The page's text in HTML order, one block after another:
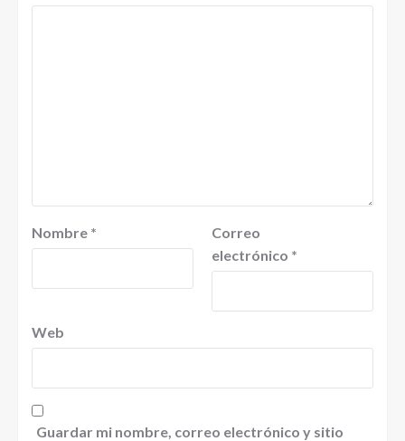
Nombre *
Correo
electrónico *
Web
Guardar mi nombre, correo electrónico y sitio